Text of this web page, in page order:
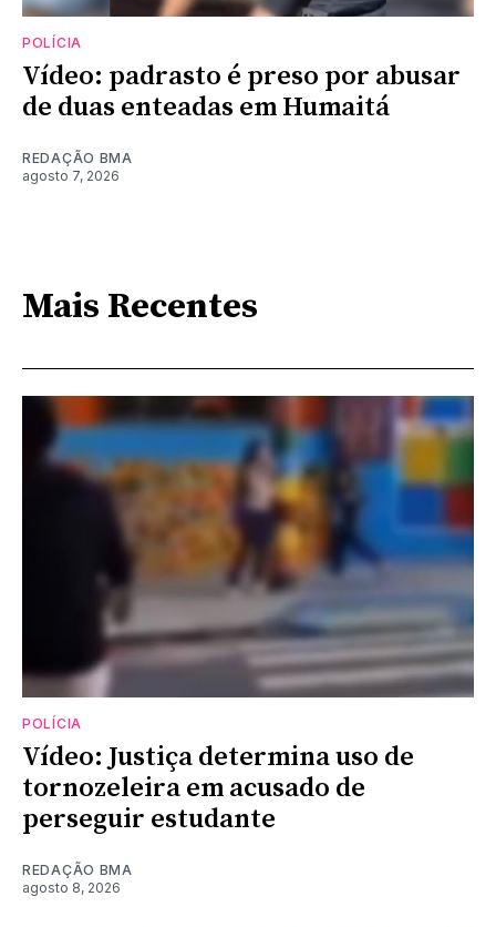
POLÍCIA
Vídeo: padrasto é preso por abusar
de duas enteadas em Humaitá
REDAÇÃO BMA
agosto 7, 2026
Mais Recentes
POLÍCIA
Vídeo: Justiça determina uso de
tornozeleira em acusado de
perseguir estudante
REDAÇÃO BMA
agosto 8, 2026